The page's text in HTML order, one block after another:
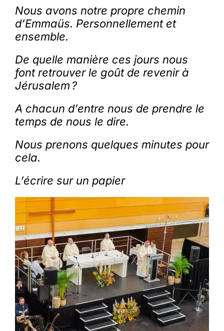
Nous avons notre propre chemin
d’Emmaüs. Personnellement et
ensemble.
De quelle manière ces jours nous
font retrouver le goût de revenir à
Jérusalem ?
A chacun d’entre nous de prendre le
temps de nous le dire.
Nous prenons quelques minutes pour
cela.
L’écrire sur un papier